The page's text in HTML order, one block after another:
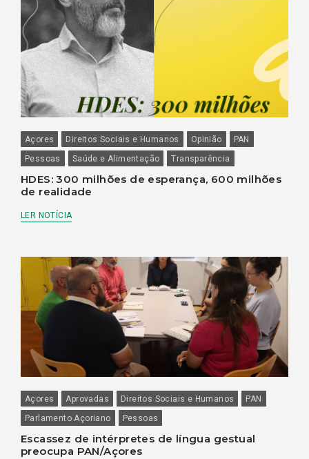
Açores Direitos Sociais e Humanos Opinião
PAN
Pessoas
Saúde e Alimentação Transparência
HDES: 300 milhões de esperança, 600 milhões
de realidade
LER NOTÍCIA
Açores Aprovadas Direitos Sociais e Humanos
PAN
Parlamento Açoriano
Pessoas
Escassez de intérpretes de língua gestual
preocupa PAN/Açores